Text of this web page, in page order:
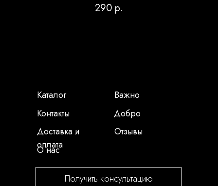
290 р.
Каталог
Контакты
Доставка и
оплата
О нас
Важно
Добро
Отзывы
Получить консультацию